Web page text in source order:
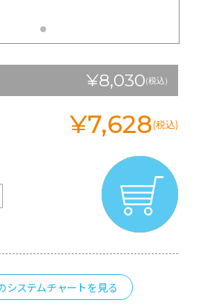
¥8,030(税込)
¥7,628(税込)
システムチャートを見る